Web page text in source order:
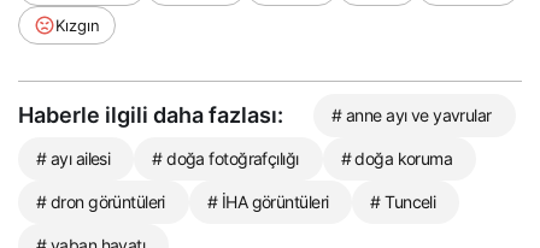
Kızgın
Haberle ilgili daha fazlası: # anne ayı ve yavrular
# ayı ailesi # doğa fotoğrafçılığı # doğa koruma
# dron görüntüleri # İHA görüntüleri # Tunceli